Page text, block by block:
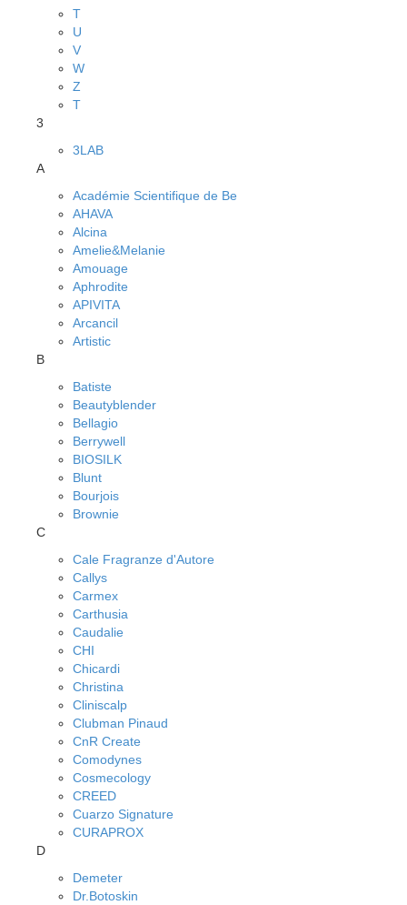
T
U
V
W
Z
Т
3
3LAB
A
Académie Scientifique de Be
AHAVA
Alcina
Amelie&Melanie
Amouage
Aphrodite
APIVITA
Arcancil
Artistic
B
Batiste
Beautyblender
Bellagio
Berrywell
BIOSILK
Blunt
Bourjois
Brownie
C
Cale Fragranze d'Autore
Callys
Carmex
Carthusia
Caudalie
CHI
Chicardi
Christina
Cliniscalp
Clubman Pinaud
CnR Create
Comodynes
Cosmecology
CREED
Cuarzo Signature
CURAPROX
D
Demeter
Dr.Botoskin